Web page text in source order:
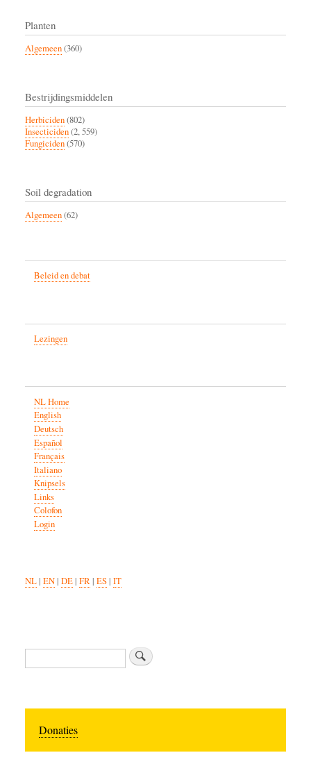
Planten
Algemeen(360)
Bestrijdingsmiddelen
Herbiciden(802)
Insecticiden(2, 559)
Fungiciden(570)
Soil degradation
Algemeen(62)
Beleid en debat
Lezingen
NL Home
English
Deutsch
Español
Français
Italiano
Knipsels
Links
Colofon
Login
NL| EN| DE| FR| ES| IT
Zoeken
Donaties